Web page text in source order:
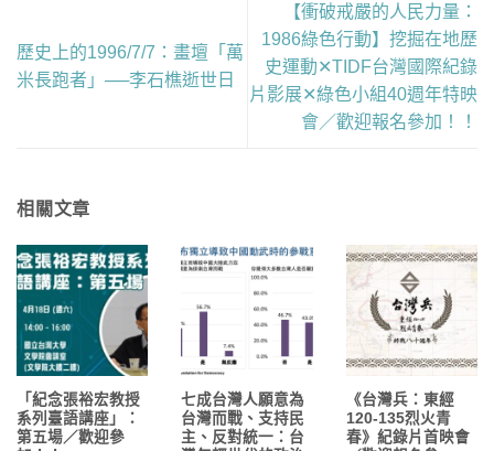
歷史上的1996/7/7：畫壇「萬
米長跑者」──李石樵逝世日
【衝破戒嚴的人民力量：
1986綠色行動】挖掘在地歷
史運動✕TIDF台灣國際紀錄
片影展✕綠色小組40週年特映
會／歡迎報名參加！！
相關文章
「紀念張裕宏教授
系列臺語講座」：
第五場／歡迎參
七成台灣人願意為
台灣而戰、支持民
主、反對統一：台
《台灣兵：東經
120-135烈火青
春》紀錄片首映會